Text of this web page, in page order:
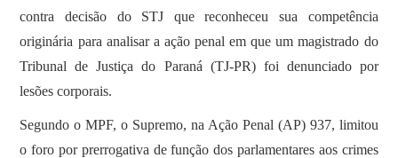
contra decisão do STJ que reconheceu sua competência
originária para analisar a ação penal em que um magistrado do
Tribunal de Justiça do Paraná (TJ-PR) foi denunciado por
lesões corporais.
Segundo o MPF, o Supremo, na Ação Penal (AP) 937, limitou
o foro por prerrogativa de função dos parlamentares aos crimes